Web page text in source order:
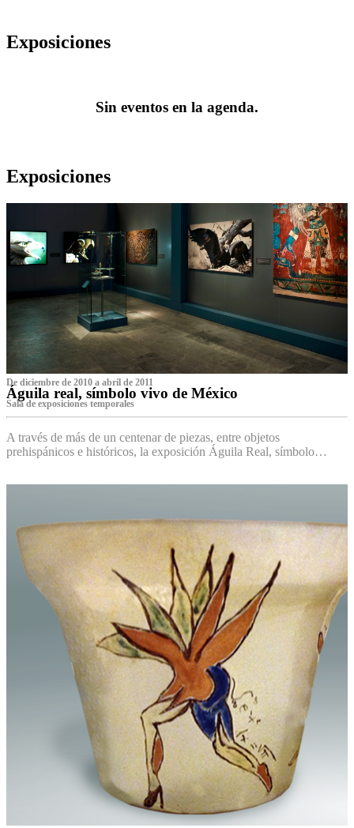
Exposiciones
Sin eventos en la agenda.
Exposiciones
De diciembre de 2010 a abril de 2011
Águila real, símbolo vivo de México
Sala de exposiciones temporales
A través de más de un centenar de piezas, entre objetos
prehispánicos e históricos, la exposición Águila Real, símbolo…